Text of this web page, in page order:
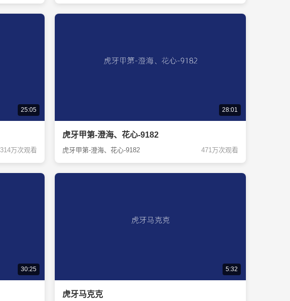
25:05
314万次观看
28:01
虎牙甲第-澄海、花心-9182
虎牙甲第-澄海、花心-9182 471万次观看
30:25 5:32
虎牙马克克